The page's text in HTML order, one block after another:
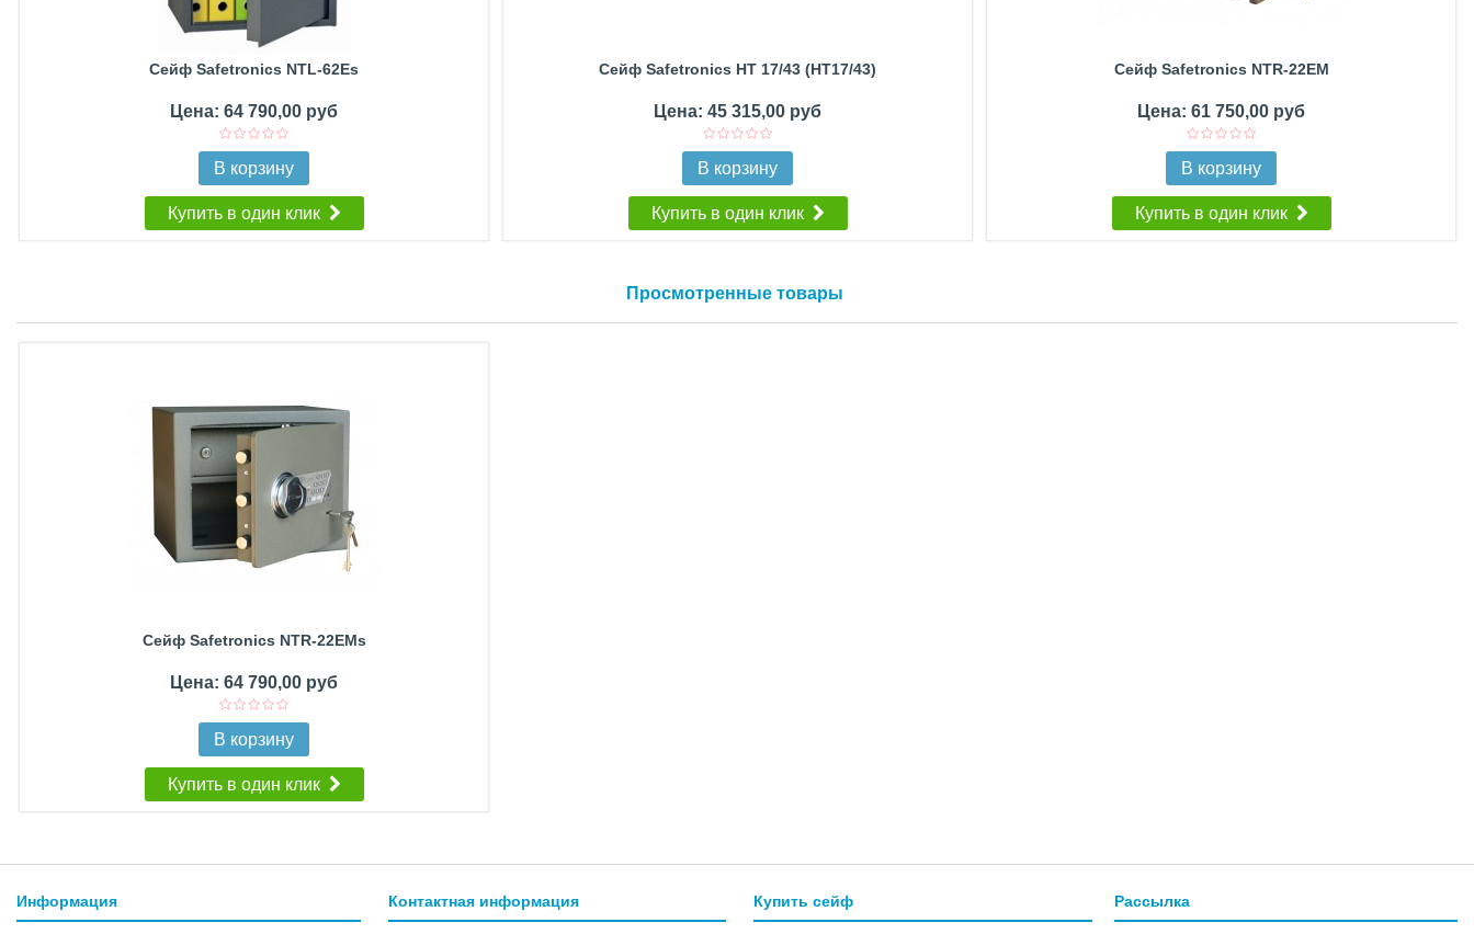
Сейф Safetronics NTL-62Es
Цена: 64 790,00 руб
В корзину
Купить в один клик
Сейф Safetronics НТ 17/43 (НТ17/43)
Цена: 45 315,00 руб
В корзину
Купить в один клик
Сейф Safetronics NTR-22EM
Цена: 61 750,00 руб
В корзину
Купить в один клик
Просмотренные товары
Сейф Safetronics NTR-22EMs
Цена: 64 790,00 руб
В корзину
Купить в один клик
Информация Контактная информация Купить сейф Рассылка